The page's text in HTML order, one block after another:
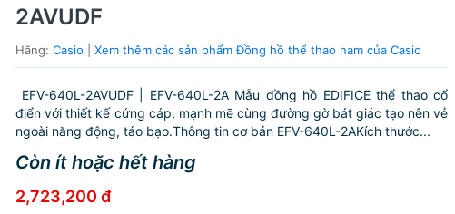
2AVUDF
Hãng:Casio |Xem thêm các sản phẩm Đồng hồ thể thao nam của Casio
EFV-640L-2AVUDF | EFV-640L-2A Mẫu đồng hồ EDIFICE thể thao cổ
điển với thiết kế cứng cáp, mạnh mẽ cùng đường gờ bát giác tạo nên vẻ
ngoài năng động, táo bạo.Thông tin cơ bản EFV-640L-2AKích thước...
Còn ít hoặc hết hàng
2,723,200 đ